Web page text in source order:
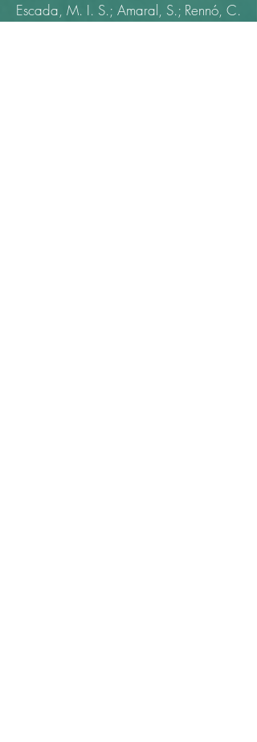
Escada, M. I. S.; Amaral, S.; Rennó, C.